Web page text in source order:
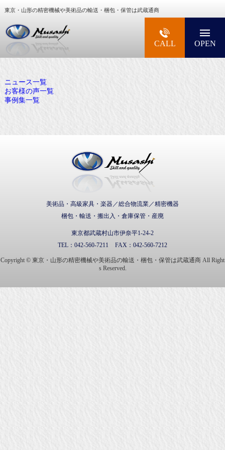
東京・山形の精密機械や美術品の輸送・梱包・保管は武蔵通商
大型精密機械・美術品・高級楽器の梱包・輸送
CALL OPEN
ニュース一覧
お客様の声一覧
事例集一覧
美術品・高級家具・楽器／総合物流業／精密機器
梱包・輸送・搬出入・倉庫保管・産廃
東京都武蔵村山市伊奈平1-24-2
TEL： 042-560-7211 FAX： 042-560-7212
Copyright © 東京・山形の精密機械や美術品の輸送・梱包・保管は武蔵通商 All Right
s Reserved.